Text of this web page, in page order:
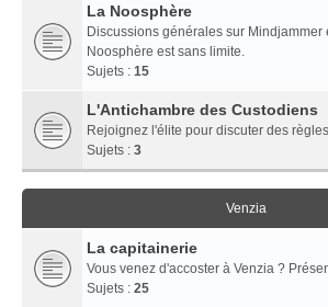
La Noosphère
Discussions générales sur Mindjammer
Noosphère est sans limite.
Sujets : 15
L'Antichambre des Custodiens
Rejoignez l'élite pour discuter des
Sujets : 3
Venzia
La capitainerie
Vous venez d'accoster à Venzia ?
Sujets : 25